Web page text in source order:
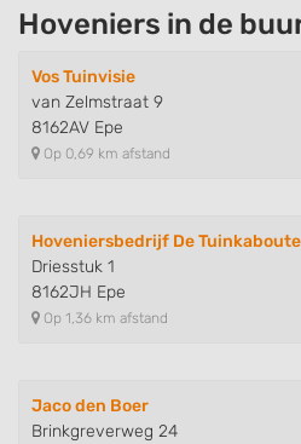
Hoveniers in de
Vos Tuinvisie
van Zelmstraat 9
8162AV Epe
Op 0,69 km afstand
Hoveniersbedrijf De
Driesstuk 1
8162JH Epe
Op 1,36 km afstand
Jaco den Boer
Brinkgreverweg 24